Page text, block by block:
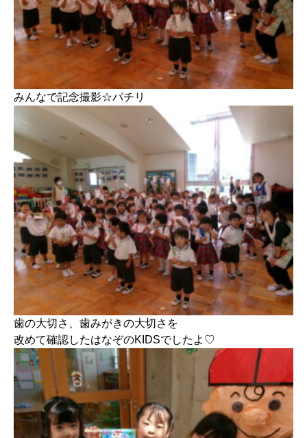
みんなで記念撮影☆パチリ
歯の大切さ、歯みがきの大切さを
改めて確認したはなぞのKIDSでしたよ♡